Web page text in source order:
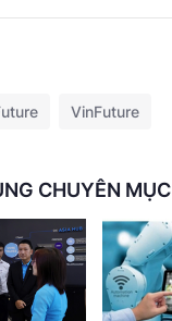
VinFuture
CHUYÊN MỤC